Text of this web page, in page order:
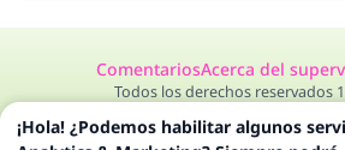
ComentariosAcerca del
Todos los derechos reservados
¡Hola! ¿Podemos habilitar algunos